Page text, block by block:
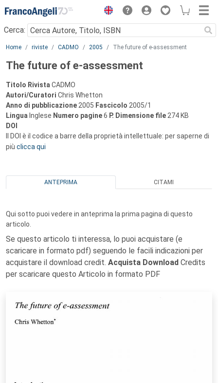
Menu
Cerca:
Main content
Home riviste CADMO 2005 The future of e-assessment
The future of e-assessment
Titolo Rivista CADMO
Autori/Curatori Chris Whetton
Anno di pubblicazione 2005 Fascicolo 2005/1
Lingua Inglese Numero pagine6 P. Dimensione file 274 KB
DOI
Il DOI è il codice a barre della proprietà intellettuale: per saperne di
più clicca qui
ANTEPRIMA CITAMI
Qui sotto puoi vedere in anteprima la prima pagina di questo
articolo.
Se questo articolo ti interessa, lo puoi acquistare (e
scaricare in formato pdf) seguendo le facili indicazioni per
acquistare il download credit. Acquista Download Credits
per scaricare questo Articolo in formato PDF